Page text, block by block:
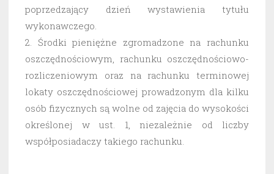
poprzedzający dzień wystawienia tytułu
wykonawczego.
2. Środki pieniężne zgromadzone na rachunku
oszczędnościowym, rachunku oszczędnościowo-
rozliczeniowym oraz na rachunku terminowej
lokaty oszczędnościowej prowadzonym dla kilku
osób fizycznych są wolne od zajęcia do wysokości
określonej w ust. 1, niezależnie od liczby
współposiadaczy takiego rachunku.